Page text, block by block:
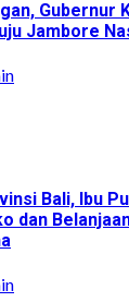
Gubernur
Jambore
Bali, Ibu
dan